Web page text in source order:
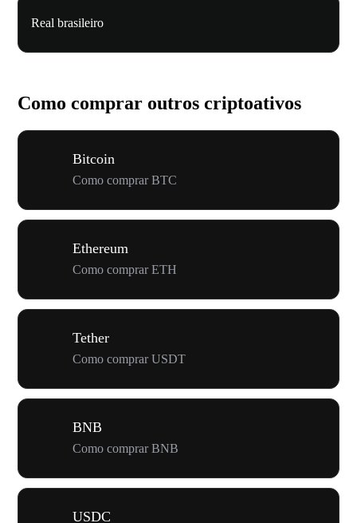
Real brasileiro
Como comprar outros criptoativos
Bitcoin
Como comprar BTC
Ethereum
Como comprar ETH
Tether
Como comprar USDT
BNB
Como comprar BNB
USDC